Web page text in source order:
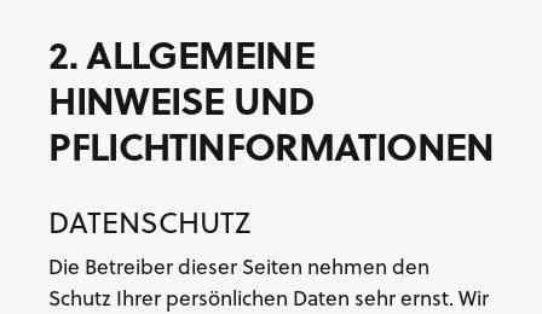
2. ALLGEMEINE
HINWEISE UND
PFLICHTINFORMATIONEN
DATENSCHUTZ
Die Betreiber dieser Seiten nehmen den
Schutz Ihrer persönlichen Daten sehr ernst. Wir